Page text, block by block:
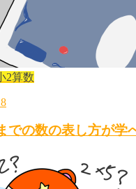
2算数
での数の表し方が学